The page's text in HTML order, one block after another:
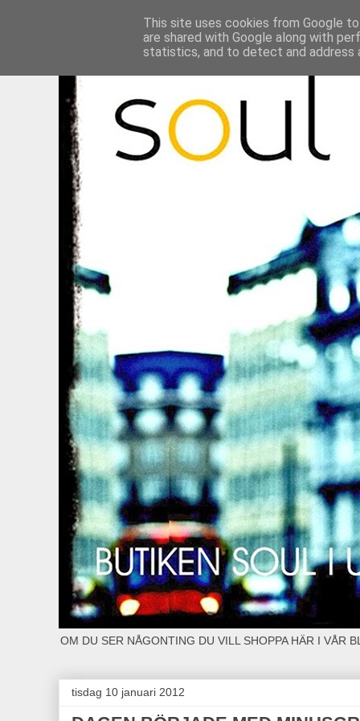
OM DU SER NÅGONTING DU VILL SHOPPA HÄR I VÅR
tisdag 10 januari 2012
This site uses cookies from Google
are shared with Google along with
statistics, and to detect and address